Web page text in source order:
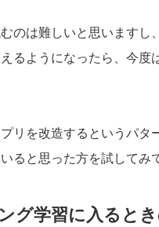
のは難しいと思います
るようになったら、今
リを改造するというパ
ると思った方を試してみ
グ学習に入ると